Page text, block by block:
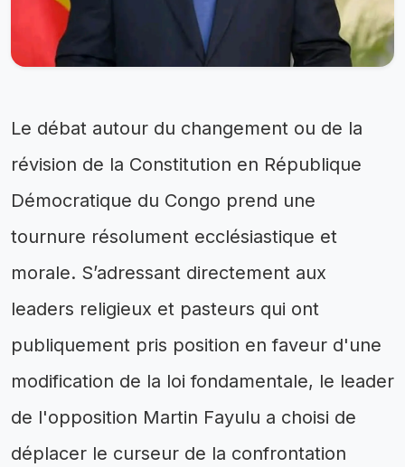
Le débat autour du changement ou de la
révision de la Constitution en République
Démocratique du Congo prend une
tournure résolument ecclésiastique et
morale. S’adressant directement aux
leaders religieux et pasteurs qui ont
publiquement pris position en faveur d'une
modification de la loi fondamentale, le leader
de l'opposition Martin Fayulu a choisi de
déplacer le curseur de la confrontation